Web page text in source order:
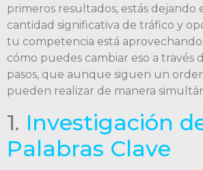
primeros resultados, estás dejando
cantidad significativa de tráfico y
tu competencia está
cómo puedes cambiar eso a través
pasos, que aunque siguen un
pueden realizar de manera
1. Investigación
Palabras Clave